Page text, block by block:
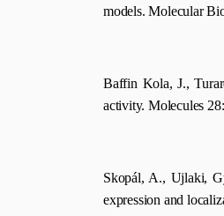
models. Molecular
Baffin Kola, J.,
activity. Molecules
Skopál, A., Ujlaki,
expression and